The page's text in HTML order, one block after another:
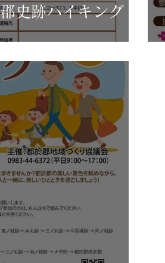
史跡ハイキング